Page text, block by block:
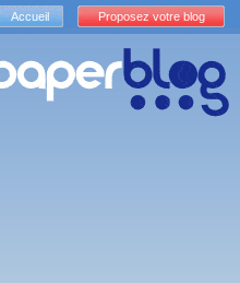
Accueil Proposez votre blog